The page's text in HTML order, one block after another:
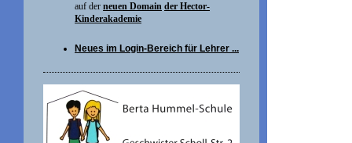
auf der neuen Domain der Hector-
Kinderakademie
Neues im Login-Bereich für Lehrer ...